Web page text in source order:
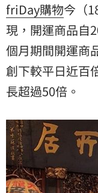
friDay購物今（
現，開運商品自
個月期間開運商
創下較平日近百
長超過50倍。